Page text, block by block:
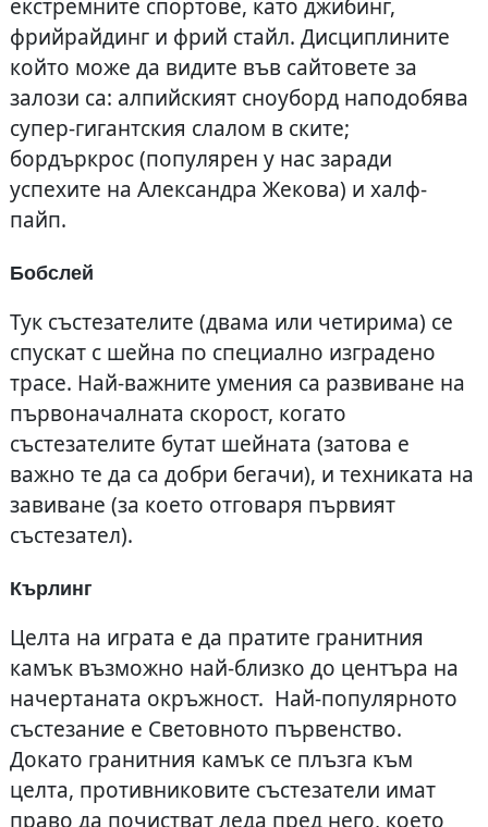
екстремните спортове, като джибинг,
фрийрайдинг и фрий стайл. Дисциплините
който може да видите във сайтовете за
залози са: алпийският сноуборд наподобява
супер-гигантския слалом в ските;
бордъркрос (популярен у нас заради
успехите на Александра Жекова) и халф-
пайп.
Бобслей
Тук състезателите (двама или четирима) се
спускат с шейна по специално изградено
трасе. Най-важните умения са развиване на
първоначалната скорост, когато
състезателите бутат шейната (затова е
важно те да са добри бегачи), и техниката на
завиване (за което отговаря първият
състезател).
Кърлинг
Целта на играта е да пратите гранитния
камък възможно най-близко до центъра на
начертаната окръжност. Най-популярното
състезание е Световното първенство.
Докато гранитния камък се плъзга към
целта, противниковите състезатели имат
право да почистват леда пред него, което